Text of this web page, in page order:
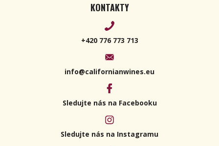
KONTAKTY
+420 776 773 713
info@californianwines.eu
Sledujte nás na Facebooku
Sledujte nás na Instagramu